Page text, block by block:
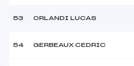
53 ORLANDI LUCAS
54 GERBEAUX CEDRIC